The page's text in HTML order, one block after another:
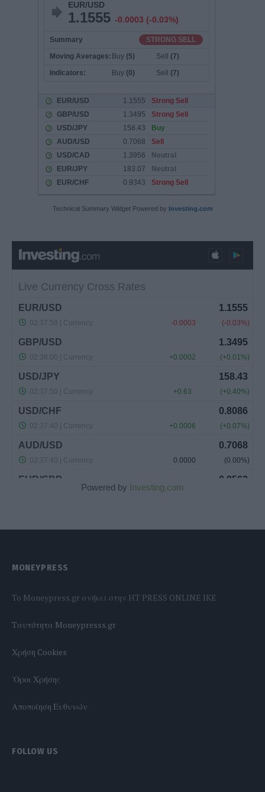
Technical Summary Widget Powered by Investing.com
Powered by Investing.com
MONEYPRESS
To Moneypress.gr ανήκει στην HT PRESS ONLINE IKE
Tαυτότητα Moneypresss.gr
Χρήση Cookies
'Οροι Χρήσης
Αποποίηση Ευθυνών
FOLLOW US